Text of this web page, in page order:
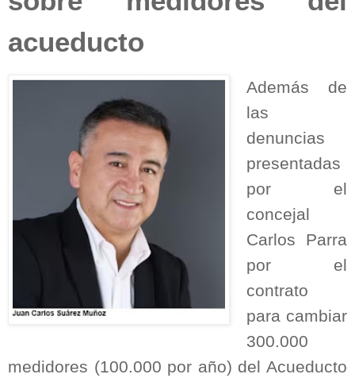
acueducto
Además de
las
denuncias
presentadas
por el
concejal
Carlos Parra
por el
contrato
para cambiar
300.000
medidores (100.000 por año) del Acueducto